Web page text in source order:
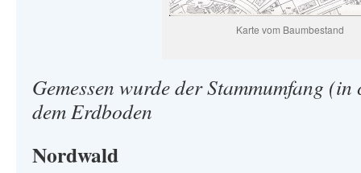
Karte vom Baumbestand
Gemessen wurde der Stammumfang
dem Erdboden
Nordwald